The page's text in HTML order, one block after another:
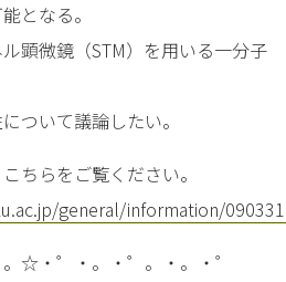
となる。
顕微鏡（STM）を用いる一分子
ついて議論したい。
ちらをご覧ください。
general/information/
゜・。・゜。・。・゜